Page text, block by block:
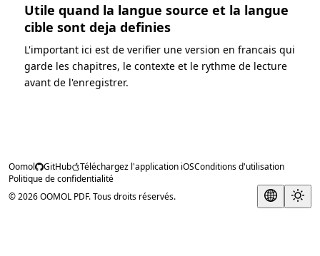
Utile quand la langue source et la langue
cible sont deja definies
L'important ici est de verifier une version en francais qui
garde les chapitres, le contexte et le rythme de lecture
avant de l'enregistrer.
Oomol GitHub Téléchargez l'application iOSConditions d'utilisation
Politique de confidentialité
© 2026 OOMOL PDF. Tous droits réservés.